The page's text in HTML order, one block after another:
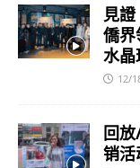
見
僑界
水晶
12/
回
销活